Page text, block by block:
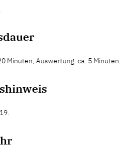
Minuten; Auswertung: ca. 5 Minuten.